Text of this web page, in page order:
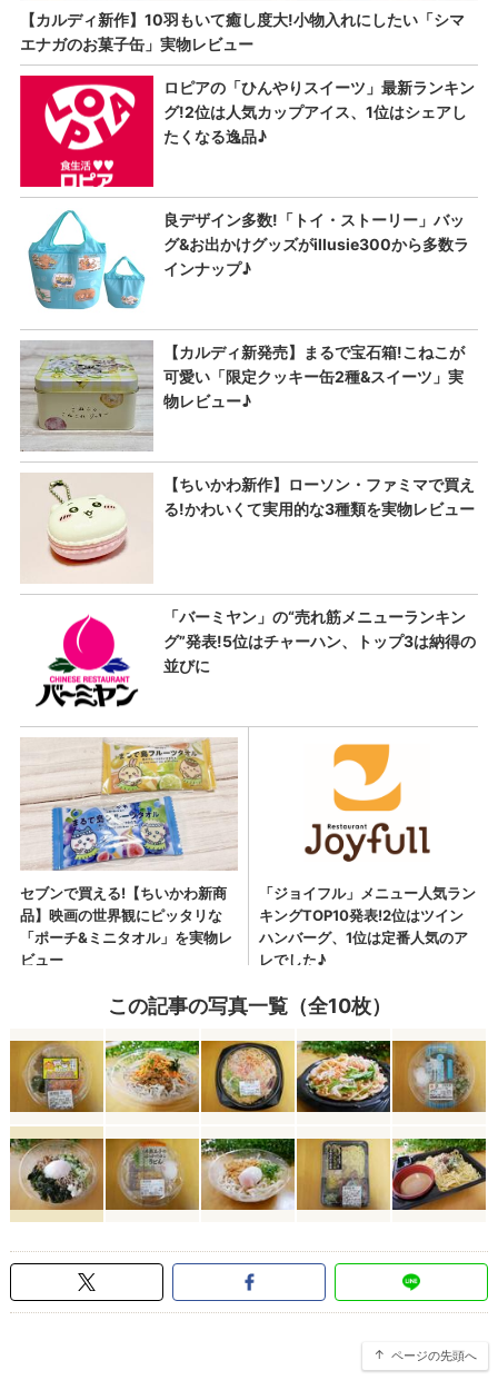
この記事の写真一覧（全10枚）
ページの先頭へ